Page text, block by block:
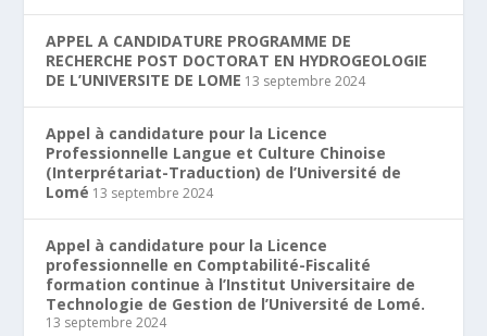
APPEL A CANDIDATURE PROGRAMME DE
RECHERCHE POST DOCTORAT EN HYDROGEOLOGIE
DE L’UNIVERSITE DE LOME 13 septembre 2024
Appel à candidature pour la Licence
Professionnelle Langue et Culture Chinoise
(Interprétariat-Traduction) de l’Université de
Lomé 13 septembre 2024
Appel à candidature pour la Licence
professionnelle en Comptabilité-Fiscalité
formation continue à l’Institut Universitaire de
Technologie de Gestion de l’Université de Lomé.
13 septembre 2024